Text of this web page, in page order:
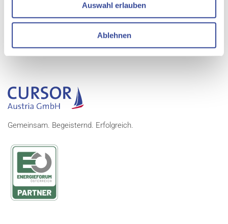
Auswahl erlauben
Ablehnen
JETZT ONLINE-TICKET SICHERN
Gemeinsam. Begeisternd. Erfolgreich.